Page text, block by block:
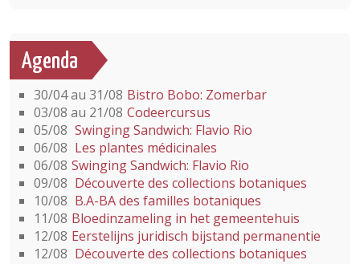
Agenda
30/04 au 31/08 Bistro Bobo: Zomerbar
03/08 au 21/08 Codeercursus
05/08 Swinging Sandwich: Flavio Rio
06/08 Les plantes médicinales
06/08 Swinging Sandwich: Flavio Rio
09/08 Découverte des collections botaniques
10/08 B.A-BA des familles botaniques
11/08 Bloedinzameling in het gemeentehuis
12/08 Eerstelijns juridisch bijstand permanentie
12/08 Découverte des collections botaniques